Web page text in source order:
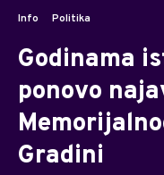
Info Politika
Godinama
ponovo
Gradini